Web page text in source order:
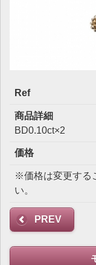
Ref
商品詳細
BD0.10ct×2
価格
※価格は変更する
い。
PREV